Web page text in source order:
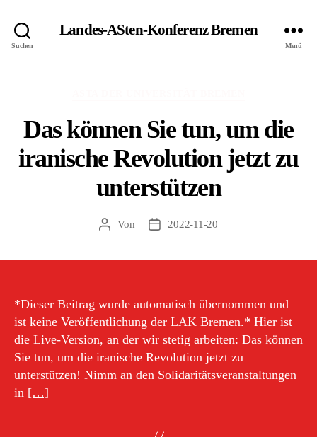
Suchen
Landes-ASten-Konferenz Bremen
Menü
Das können Sie tun, um die
iranische Revolution jetzt zu
unterstützen
Beitragsautor
Von Veröffentlichungsdatum
2022-11-20
*Dieser Beitrag wurde automatisch übernommen und
ist keine Veröffentlichung der LAK Bremen.* Hier ist
die Live-Version, an der wir stetig arbeiten: Das können
Sie tun, um die iranische Revolution jetzt zu
unterstützen! Nimm an den Solidaritätsveranstaltungen
in […]